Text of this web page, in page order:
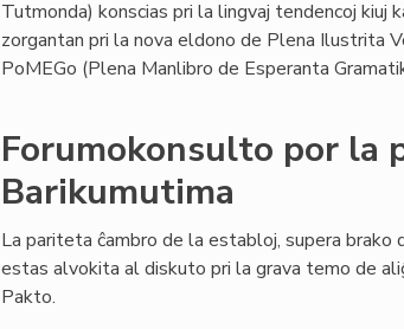
Tutmonda) konscias pri la lingvaj tendencoj kiuj
zorgantan pri la nova eldono de Plena Ilustrita
PoMEGo (Plena Manlibro de Esperanta
Forumokonsulto por la
Barikumutima
La pariteta ĉambro de la establoj, supera brako
estas alvokita al diskuto pri la grava temo de
Pakto.